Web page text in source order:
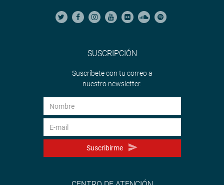
SUSCRIPCIÓN
Suscríbete con tu correo a
nuestro newsletter.
Suscribirme